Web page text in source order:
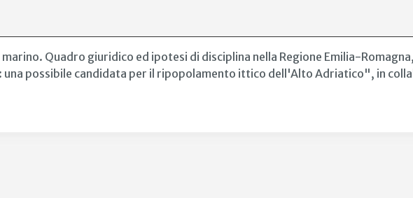
Quadro giuridico ed ipotesi di disciplina nella Regione Emilia-
una possibile candidata per il ripopolamento ittico dell'Alto Adriatico", in